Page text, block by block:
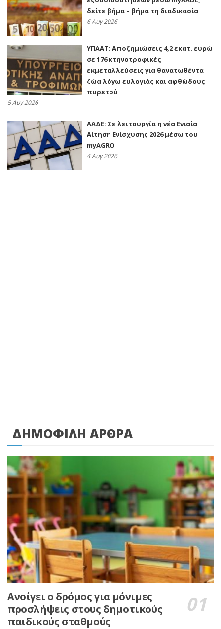
δείτε βήμα – βήμα τη διαδικασία
6 Αυγ 2026
ΥΠΑΑΤ: Αποζημιώσεις 4,2 εκατ. ευρώ
σε 176 κτηνοτροφικές
εκμεταλλεύσεις για θανατωθέντα
ζώα λόγω ευλογιάς και αφθώδους
πυρετού
5 Αυγ 2026
ΑΑΔΕ: Σε λειτουργία η νέα Ενιαία
Αίτηση Ενίσχυσης 2026 μέσω του
myAGRO
4 Αυγ 2026
ΔΗΜΟΦΙΛΗ ΑΡΘΡΑ
Ανοίγει ο δρόμος για μόνιμες
προσλήψεις στους δημοτικούς
παιδικούς σταθμούς